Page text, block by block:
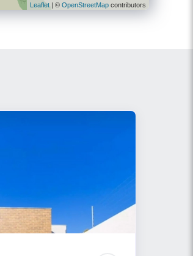
Leaflet | © OpenStreetMap contributors